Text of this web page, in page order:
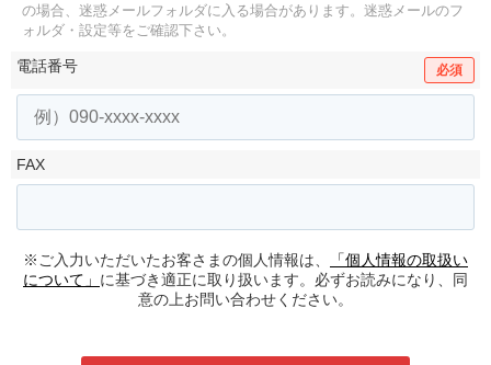
の場合、迷惑メールフォルダに入る場合があります。 迷惑メールのフ
ォルダ・設定等をご確認下さい。
電話番号 必須
FAX
※ご入力いただいたお客さまの個人情報は、
「個人情報の取扱い
について」 に基づき適正に取り扱います。必ずお読みになり、同
意の上お問い合わせください。